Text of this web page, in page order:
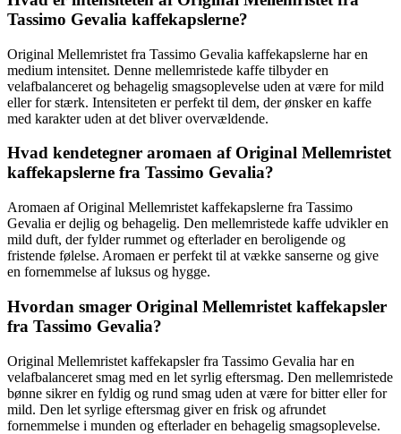
Tassimo Gevalia kaffekapslerne?
Original Mellemristet fra Tassimo Gevalia kaffekapslerne har en
medium intensitet. Denne mellemristede kaffe tilbyder en
velafbalanceret og behagelig smagsoplevelse uden at være for mild
eller for stærk. Intensiteten er perfekt til dem, der ønsker en kaffe
med karakter uden at det bliver overvældende.
Hvad kendetegner aromaen af Original Mellemristet
kaffekapslerne fra Tassimo Gevalia?
Aromaen af Original Mellemristet kaffekapslerne fra Tassimo
Gevalia er dejlig og behagelig. Den mellemristede kaffe udvikler en
mild duft, der fylder rummet og efterlader en beroligende og
fristende følelse. Aromaen er perfekt til at vække sanserne og give
en fornemmelse af luksus og hygge.
Hvordan smager Original Mellemristet kaffekapsler
fra Tassimo Gevalia?
Original Mellemristet kaffekapsler fra Tassimo Gevalia har en
velafbalanceret smag med en let syrlig eftersmag. Den mellemristede
bønne sikrer en fyldig og rund smag uden at være for bitter eller for
mild. Den let syrlige eftersmag giver en frisk og afrundet
fornemmelse i munden og efterlader en behagelig smagsoplevelse.